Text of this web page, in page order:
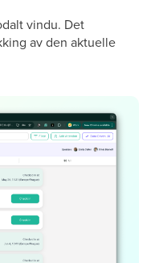
vindu. Det
av den aktuelle